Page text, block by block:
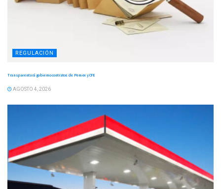
REGULACIÓN
Transparentará gobierno contratos de Pemex y CFE
AGOSTO 4, 2026